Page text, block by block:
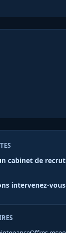
cabinet de
intervenez-